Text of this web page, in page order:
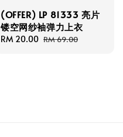
(OFFER) LP 81333 亮片
镂空网纱袖弹力上衣
Sale
RM 20.00 Regular
RM 69.00